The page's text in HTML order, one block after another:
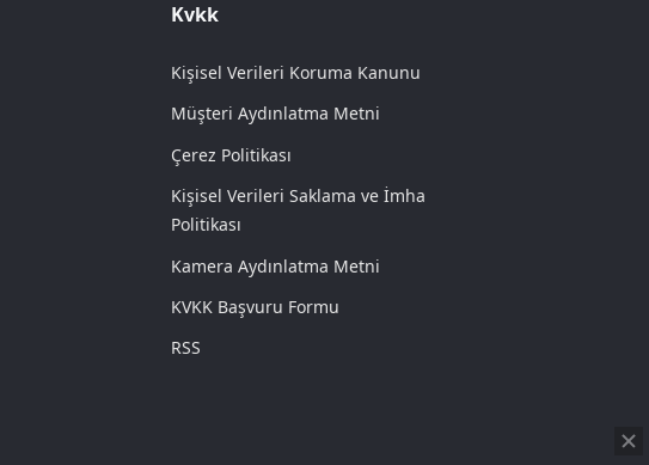
Kvkk
Kişisel Verileri Koruma Kanunu
Müşteri Aydınlatma Metni
Çerez Politikası
Kişisel Verileri Saklama ve İmha
Politikası
Kamera Aydınlatma Metni
KVKK Başvuru Formu
RSS